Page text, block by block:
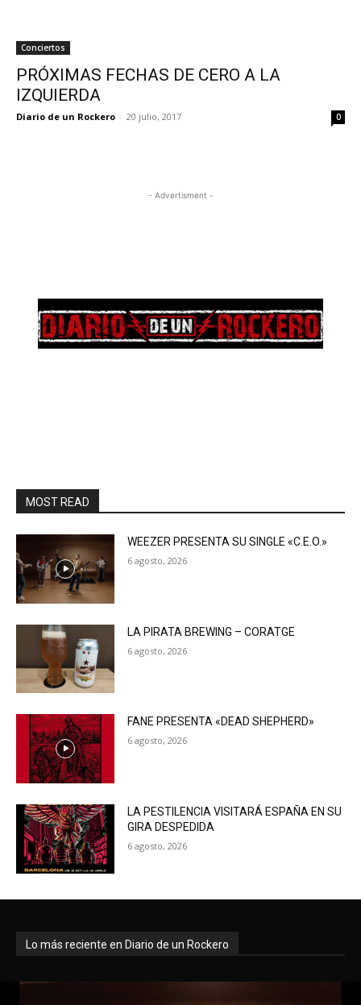
Conciertos
PRÓXIMAS FECHAS DE CERO A LA
IZQUIERDA
Diario de un Rockero - 20 julio, 2017 0
- Advertisment -
MOST READ
WEEZER PRESENTA SU SINGLE «C.E.O.»
6 agosto, 2026
LA PIRATA BREWING – CORATGE
6 agosto, 2026
FANE PRESENTA «DEAD SHEPHERD»
6 agosto, 2026
LA PESTILENCIA VISITARÁ ESPAÑA EN SU
GIRA DESPEDIDA
6 agosto, 2026
Lo más reciente en Diario de un Rockero